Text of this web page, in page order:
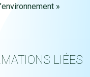
»
LIÉES